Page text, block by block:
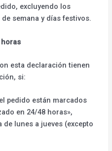
excluyendo los
semana y días festivos.
esta declaración tienen
si:
pedido están marcados
en 24/48 horas»,
de lunes a jueves (excepto